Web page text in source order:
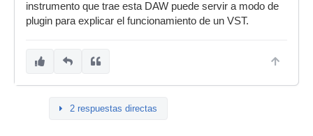
instrumento que trae esta DAW puede servir a modo de
plugin para explicar el funcionamiento de un VST.
2 respuestas directas